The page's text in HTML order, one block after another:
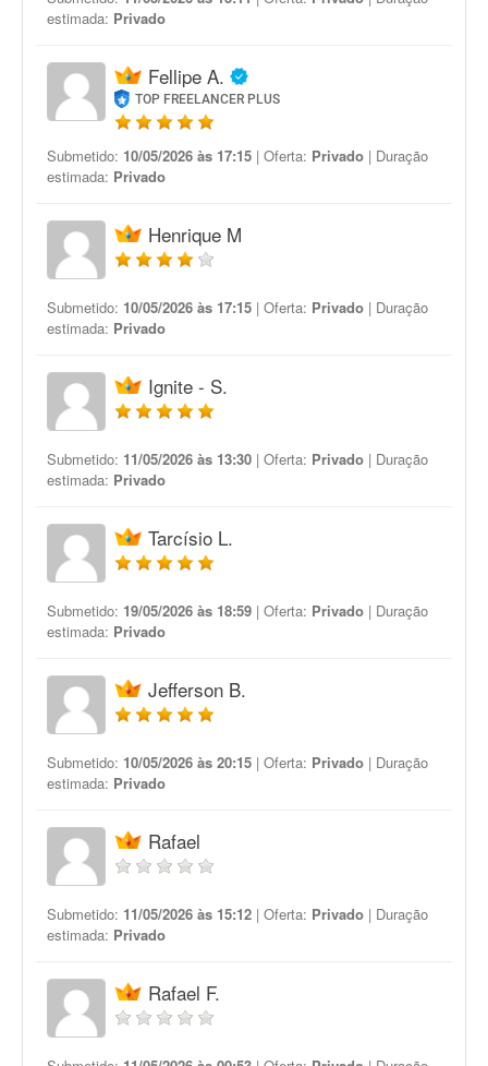
estimada: Privado
Fellipe A.
TOP FREELANCER PLUS
Submetido: 10/05/2026 às 17:15 | Oferta: Privado | Duração
estimada: Privado
Henrique M
Submetido: 10/05/2026 às 17:15 | Oferta: Privado | Duração
estimada: Privado
Ignite - S.
Submetido: 11/05/2026 às 13:30 | Oferta: Privado | Duração
estimada: Privado
Tarcísio L.
Submetido: 19/05/2026 às 18:59 | Oferta: Privado | Duração
estimada: Privado
Jefferson B.
Submetido: 10/05/2026 às 20:15 | Oferta: Privado | Duração
estimada: Privado
Rafael
Submetido: 11/05/2026 às 15:12 | Oferta: Privado | Duração
estimada: Privado
Rafael F.